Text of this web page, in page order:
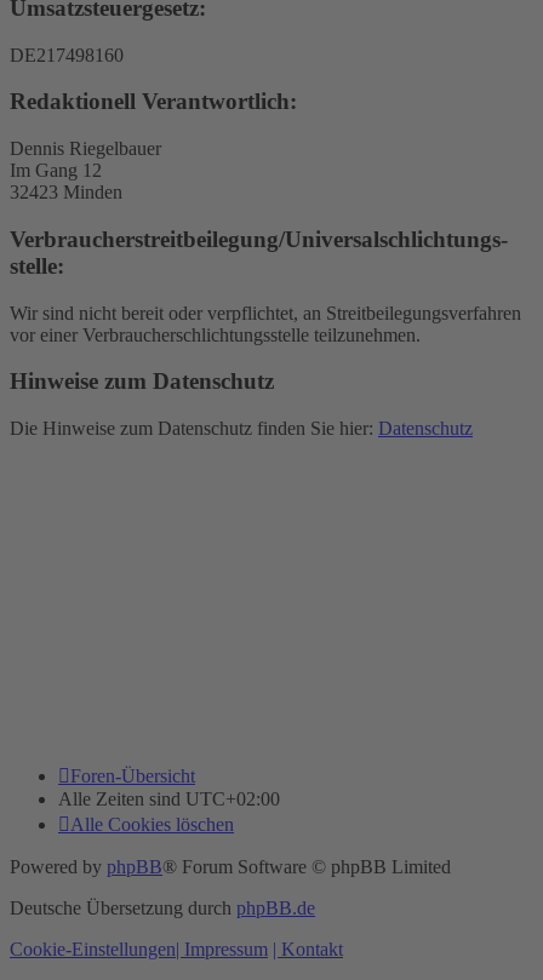
Umsatzsteuergesetz:
DE217498160
Redaktionell Verantwortlich:
Dennis Riegelbauer
Im Gang 12
32423 Minden
Verbraucher­streit­beilegung/Universal­schlichtungs­
stelle:
Wir sind nicht bereit oder verpflichtet, an Streitbeilegungsverfahren
vor einer Verbraucherschlichtungsstelle teilzunehmen.
Hinweise zum Datenschutz
Die Hinweise zum Datenschutz finden Sie hier: Datenschutz
Foren-Übersicht
Alle Zeiten sind UTC+02:00
Alle Cookies löschen
Powered by phpBB® Forum Software © phpBB Limited
Deutsche Übersetzung durch phpBB.de
Cookie-Einstellungen| Impressum | Kontakt